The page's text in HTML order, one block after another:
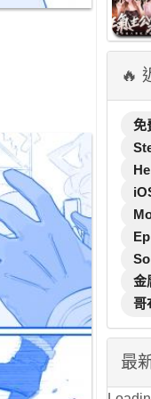
🔥
免
金
哥
最